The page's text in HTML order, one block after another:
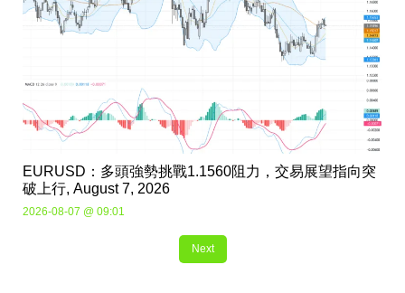
EURUSD：多頭強勢挑戰1.1560阻力，交易展望指向突
破上行, August 7, 2026
2026-08-07 @ 09:01
Next